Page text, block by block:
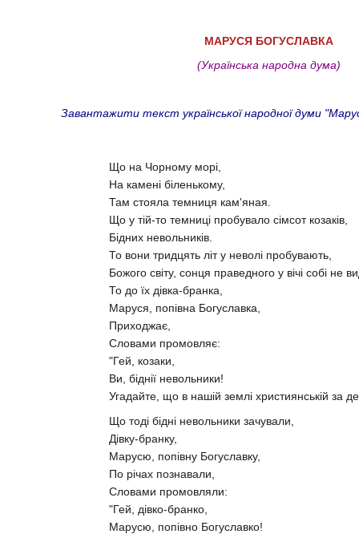
МАРУСЯ БОГУСЛАВКА
(Українська народна дума)
Завантажити текст української народної думи
Що на Чорному морі,
На камені біленькому,
Там стояла темниця кам'яная.
Що у тій-то темниці пробувало сімсот козаків,
Бідних невольників.
То вони тридцять літ у неволі пробувають,
Божого світу, сонця праведного у вічі собі не
То до їх дівка-бранка,
Маруся, попівна Богуславка,
Приходжає,
Словами промовляє:
"Гей, козаки,
Ви, біднії невольники!
Угадайте, що в нашій землі християнській за
Що тоді бідні невольники зачували,
Дівку-бранку,
Марусю, попівну Богуславку,
По річах познавали,
Словами промовляли:
"Гей, дівко-бранко,
Марусю, попівно Богуславко!